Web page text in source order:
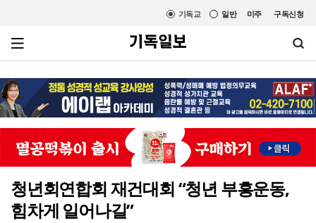
미주 구독신청
일반
기독교
청년회연합회 재건대회 “청년 부흥운동,
힘차게 일어나길”